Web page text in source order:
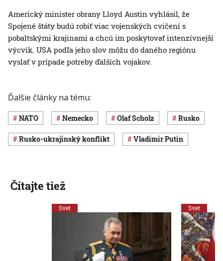
Americký minister obrany Lloyd Austin vyhlásil, že
Spojené štáty budú robiť viac vojenských cvičení s
pobaltskými krajinami a chcú im poskytovať intenzívnejší
výcvik. USA podľa jeho slov môžu do daného regiónu
vyslať v prípade potreby ďalších vojakov.
Ďalšie články na tému:
NATO Nemecko Olaf Scholz Rusko
rusko-ukrajinský konflikt Vladimir Putin
Čítajte tiež
Svet Svet